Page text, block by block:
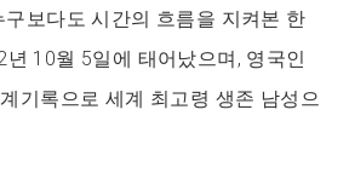
보다도 시간의 흐름을 지켜본 한
년 10월 5일에 태어났으며, 영국인
기록으로 세계 최고령 생존 남성으